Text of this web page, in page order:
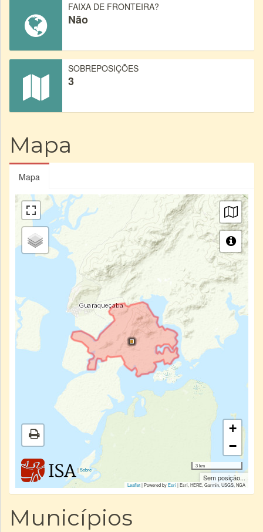
FAIXA DE FRONTEIRA?
Não
SOBREPOSIÇÕES
3
Mapa
Mapa
|Sobre
+
−
3 km
Sem posição...
Leaflet| Powered byEsri|Esri, HERE, Garmin, USGS, NGA
Municípios